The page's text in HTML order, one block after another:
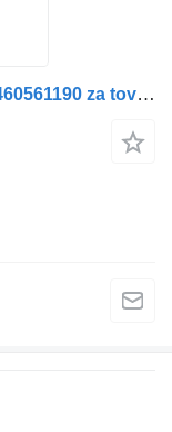
Daljinski upravljalnik za vzmetenje 4460561190 za tovornjak IVECO Stralis